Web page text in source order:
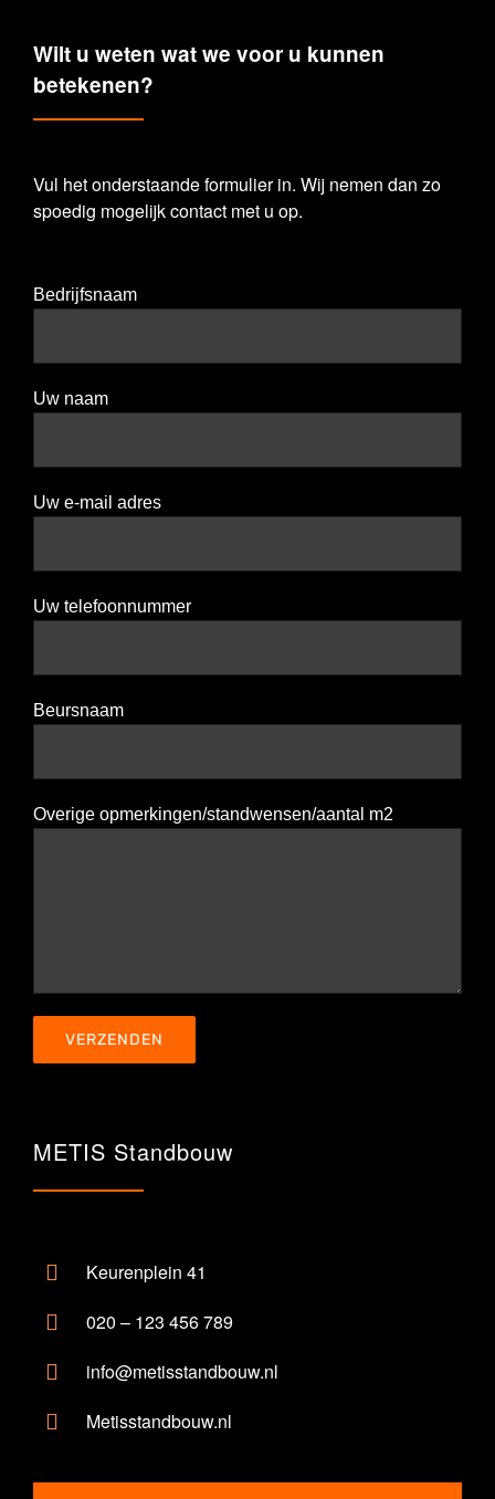
Wilt u weten wat we voor u kunnen
betekenen?
Vul het onderstaande formulier in. Wij nemen dan zo
spoedig mogelijk contact met u op.
Bedrijfsnaam
Uw naam
Uw e-mail adres
Uw telefoonnummer
Beursnaam
Overige opmerkingen/standwensen/aantal m2
METIS Standbouw
Keurenplein 41
020 – 123 456 789
info@metisstandbouw.nl
Metisstandbouw.nl